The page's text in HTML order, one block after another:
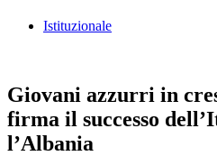
Istituzionale
Giovani azzurri in
firma il successo
l’Albania